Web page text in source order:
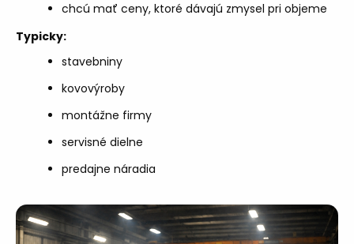
chcú mať ceny, ktoré dávajú zmysel pri objeme
Typicky:
stavebniny
kovovýroby
montážne firmy
servisné dielne
predajne náradia